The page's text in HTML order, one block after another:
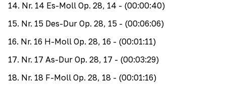
14. Nr. 14 Es-Moll Op. 28, 14 - (00:00:40)
15. Nr. 15 Des-Dur Op. 28, 15 - (00:06:06)
16. Nr. 16 H-Moll Op. 28, 16 - (00:01:11)
17. Nr. 17 As-Dur Op. 28, 17 - (00:03:29)
18. Nr. 18 F-Moll Op. 28, 18 - (00:01:16)